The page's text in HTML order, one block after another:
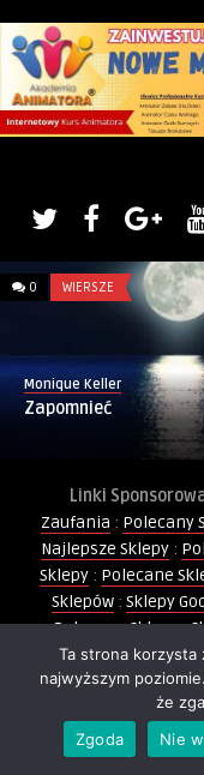
0 WIERSZE
Monique Keller
Zapomnieć
Linki
Zaufania : Polecany
Najlepsze Sklepy :
Sklepy: Polecane
Sklepów: Sklepy
Polecane Sklepy:
Sklep Świętego
Wiadomości Lokalne:
Balony :
Ta strona korzysta
najwyższym
że
Zgoda
Nie